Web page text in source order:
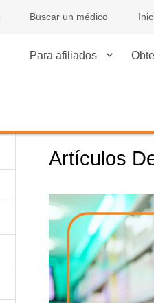
Buscar un médico
Para afiliados
Artículos